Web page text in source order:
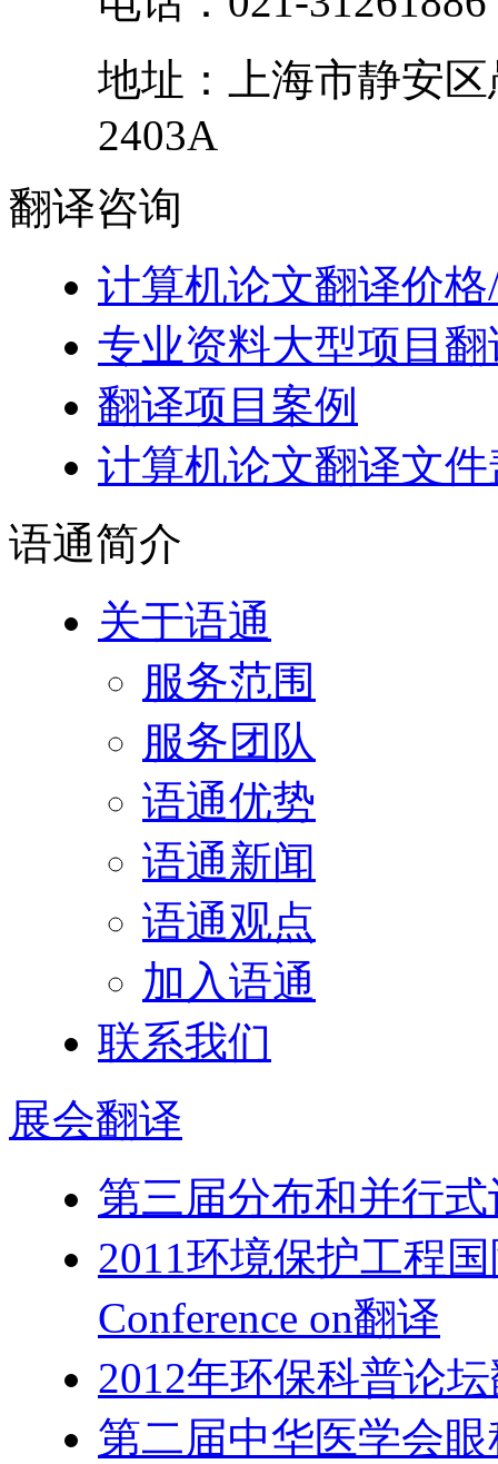
地址：
上海市静安区
2403A
翻译咨询
计算机论文翻译价
专业资料大型项目翻
翻译项目案例
计算机论文翻译文
语通简介
关于语通
服务范围
服务团队
语通优势
语通新闻
语通观点
加入语通
联系我们
展会翻译
第三届分布和并行
2011环境保护工程
Conference on翻译
2012年环保科普论
第二届中华医学会